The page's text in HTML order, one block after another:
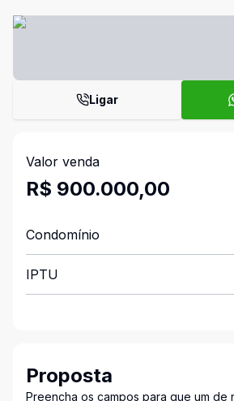
Ligar
Valor venda
R$ 900.000,00
Condomínio
IPTU
Proposta
Preencha os campos para que um de